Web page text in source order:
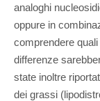
analoghi
oppure in
comprendere
differenze
state inoltre
dei grassi